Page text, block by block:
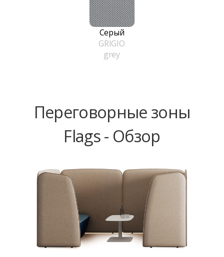
Серый
GRIGIO
grey
Переговорные зоны
Flags - Обзор